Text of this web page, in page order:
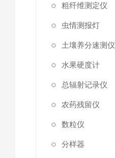
粗纤维测定仪
虫情测报灯
土壤养分速测仪
水果硬度计
总辐射记录仪
农药残留仪
数粒仪
分样器